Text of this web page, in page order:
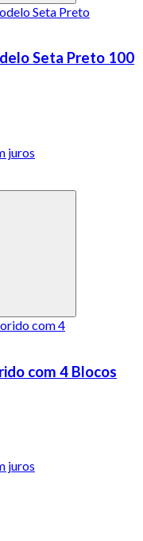
Seta Preto 100
juros
com 4 Blocos
juros